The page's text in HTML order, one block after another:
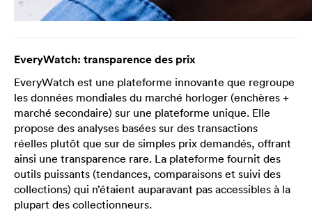
EveryWatch: transparence des prix
EveryWatch est une plateforme innovante que regroupe
les données mondiales du marché horloger (enchères +
marché secondaire) sur une plateforme unique. Elle
propose des analyses basées sur des transactions
réelles plutôt que sur de simples prix demandés, offrant
ainsi une transparence rare. La plateforme fournit des
outils puissants (tendances, comparaisons et suivi des
collections) qui n’étaient auparavant pas accessibles à la
plupart des collectionneurs.